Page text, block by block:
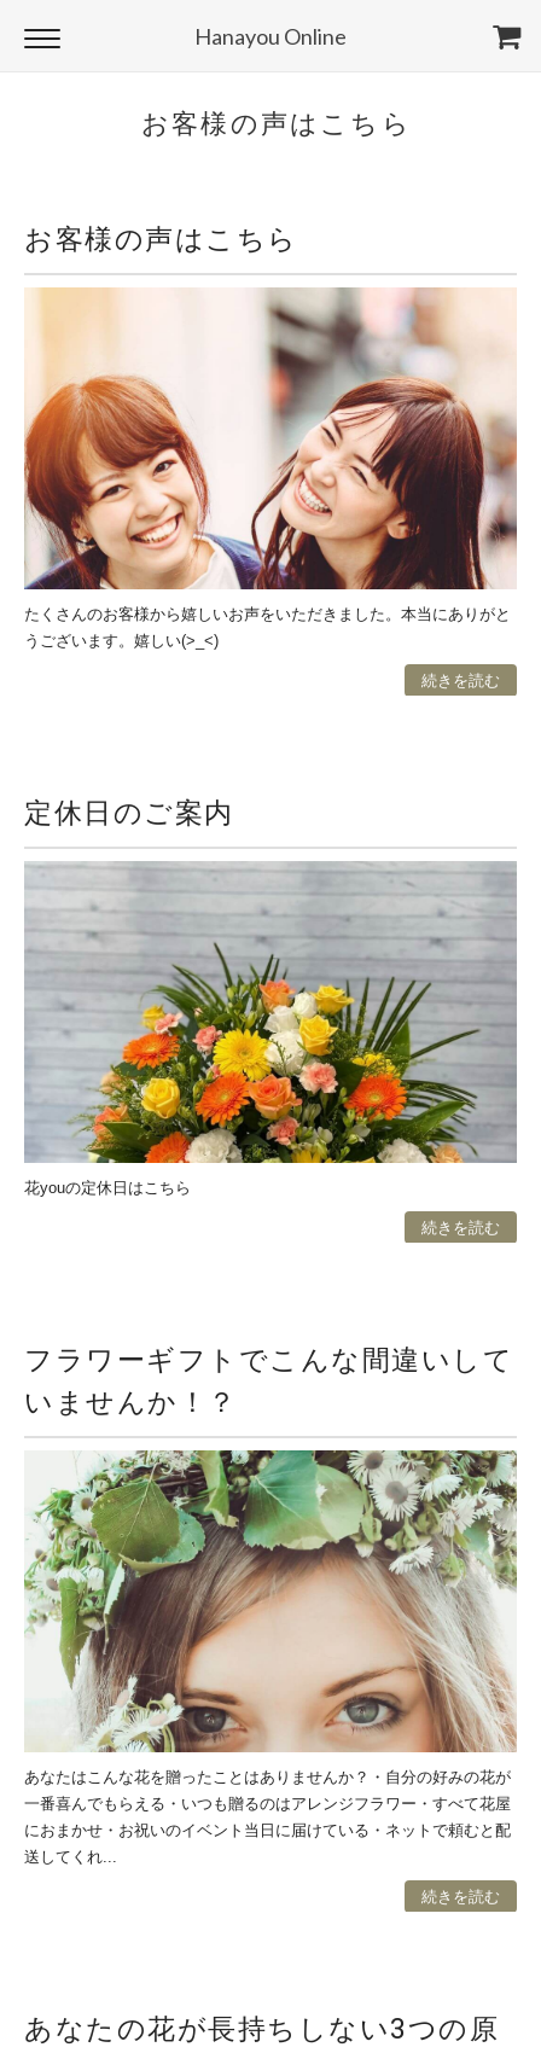
Hanayou Online
お客様の声はこちら
お客様の声はこちら
たくさんのお客様から嬉しいお声をいただきました。本当にありがと
うございます。嬉しい(>_<)
続きを読む
定休日のご案内
花youの定休日はこちら
続きを読む
フラワーギフトでこんな間違いして
いませんか！？
あなたはこんな花を贈ったことはありませんか？・自分の好みの花が
一番喜んでもらえる・いつも贈るのはアレンジフラワー・すべて花屋
におまかせ・お祝いのイベント当日に届けている・ネットで頼むと配
送してくれ...
続きを読む
あなたの花が長持ちしない3つの原